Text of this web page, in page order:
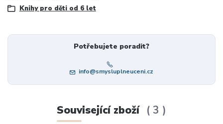
Knihy pro děti od 6 let
Potřebujete poradit?
info@smysluplneuceni.cz
Související zboží 3